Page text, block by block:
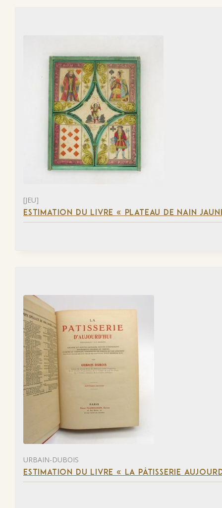
[JEU]
ESTIMATION DU LIVRE « PLATEAU DE NAIN
URBAIN-DUBOIS
ESTIMATION DU LIVRE « LA PÂTISSERIE